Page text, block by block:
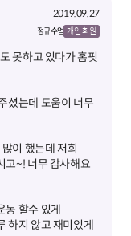
2019.09.27
정규 수업 개인 회원
못하고 있다가 홈핏
셨는데 도움이 너무
이 했는데 저희
고~! 너무 감사해요
할수 있게
하지 않고 재미있게